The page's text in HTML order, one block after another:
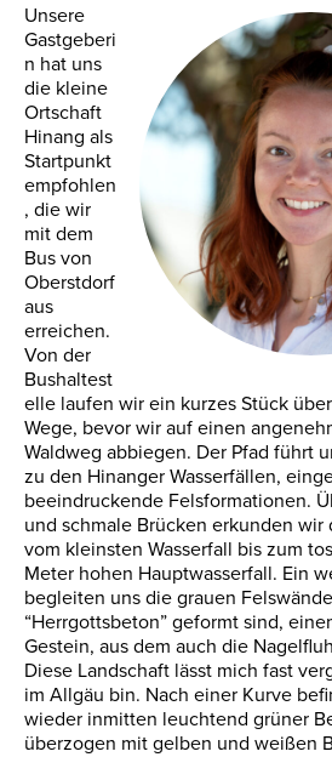
Unsere
Gastgeberi
n hat uns
die kleine
Ortschaft
Hinang als
Startpunkt
empfohlen
, die wir
mit dem
Bus von
Oberstdorf
aus
erreichen.
Von der
Bushaltest
elle laufen wir ein kurzes Stück
Wege, bevor wir auf einen
Waldweg abbiegen. Der Pfad führt
zu den Hinanger Wasserfällen,
beeindruckende Felsformationen.
und schmale Brücken erkunden wir
vom kleinsten Wasserfall bis zum
Meter hohen Hauptwasserfall. Ein
begleiten uns die grauen
“Herrgottsbeton” geformt sind,
Gestein, aus dem auch die
Diese Landschaft lässt mich fast
im Allgäu bin. Nach einer Kurve
wieder inmitten leuchtend grüner
überzogen mit gelben und weißen